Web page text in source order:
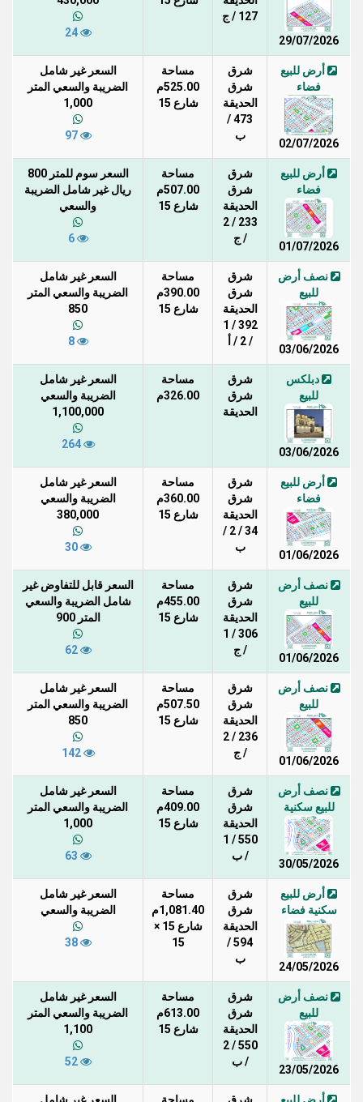
29/07/2026
127 / ج
24
أرض للبيع
فضاء
02/07/2026
شرق
شرق
الحديقة
473 /
ب
مساحة
525.00م
شارع 15
السعر غير شامل
الضريبة والسعي المتر
1,000
97
أرض للبيع
فضاء
01/07/2026
شرق
شرق
الحديقة
233 / 2
/ ج
مساحة
507.00م
شارع 15
السعر سوم للمتر 800
ريال غير شامل الضريبة
والسعي
6
نصف أرض
للبيع
03/06/2026
شرق
شرق
الحديقة
392 / 1
/ 2 / أ
مساحة
390.00م
شارع 15
السعر غير شامل
الضريبة والسعي المتر
850
8
دبلكس
للبيع
03/06/2026
شرق
شرق
الحديقة
مساحة
326.00م
السعر غير شامل
الضريبة والسعي
1,100,000
264
أرض للبيع
فضاء
01/06/2026
شرق
شرق
الحديقة
34 / 2 /
ب
مساحة
360.00م
شارع 15
السعر غير شامل
الضريبة والسعي
380,000
30
نصف أرض
للبيع
01/06/2026
شرق
شرق
الحديقة
306 / 1
/ ج
مساحة
455.00م
شارع 15
السعر قابل للتفاوض غير
شامل الضريبة والسعي
المتر 900
62
نصف أرض
للبيع
01/06/2026
شرق
شرق
الحديقة
236 / 2
/ ج
مساحة
507.50م
شارع 15
السعر غير شامل
الضريبة والسعي المتر
850
142
نصف أرض
للبيع سكنية
30/05/2026
شرق
شرق
الحديقة
550 / 1
/ ب
مساحة
409.00م
شارع 15
السعر غير شامل
الضريبة والسعي المتر
1,000
أرض للبيع
سكنية فضاء
24/05/2026
شرق
شرق
الحديقة
594 /
ب
مساحة
1,081.40م
شارع 15 ×
15
السعر غير شامل
الضريبة والسعي
38
نصف أرض
للبيع
23/05/2026
شرق
شرق
الحديقة
550 / 2
/ ب
مساحة
613.00م
شارع 15
السعر غير شامل
الضريبة والسعي المتر
1,100
52